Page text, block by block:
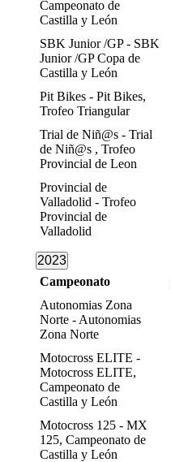
Campeonato de
Castilla y León
SBK Junior /GP - SBK
Junior /GP Copa de
Castilla y León
Pit Bikes - Pit Bikes,
Trofeo Triangular
Trial de Niñ@s - Trial
de Niñ@s , Trofeo
Provincial de Leon
Provincial de
Valladolid - Trofeo
Provincial de
Valladolid
2023
Campeonato
Autonomias Zona
Norte - Autonomias
Zona Norte
Motocross ELITE -
Motocross ELITE,
Campeonato de
Castilla y León
Motocross 125 - MX
125, Campeonato de
Castilla y León